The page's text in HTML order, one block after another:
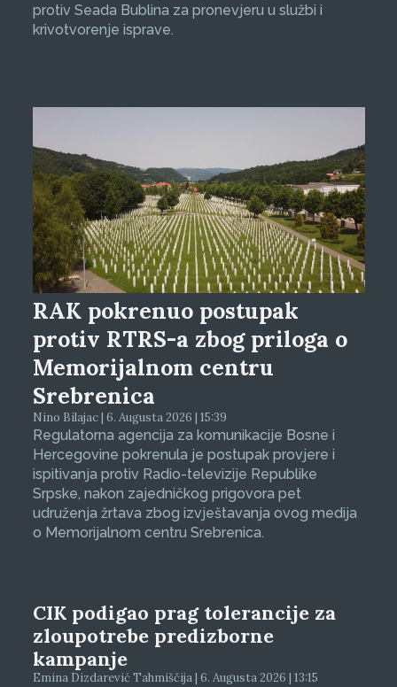
protiv Seada Bublina za pronevjeru u službi i
krivotvorenje isprave.
RAK pokrenuo postupak
protiv RTRS-a zbog priloga o
Memorijalnom centru
Srebrenica
Nino Bilajac | 6. Augusta 2026 | 15:39
Regulatorna agencija za komunikacije Bosne i
Hercegovine pokrenula je postupak provjere i
ispitivanja protiv Radio-televizije Republike
Srpske, nakon zajedničkog prigovora pet
udruženja žrtava zbog izvještavanja ovog medija
o Memorijalnom centru Srebrenica.
CIK podigao prag tolerancije za
zloupotrebe predizborne
kampanje
Emina Dizdarević Tahmiščija | 6. Augusta 2026 | 13:15